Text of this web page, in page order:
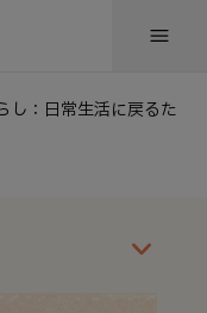
し：日常生活に戻るた